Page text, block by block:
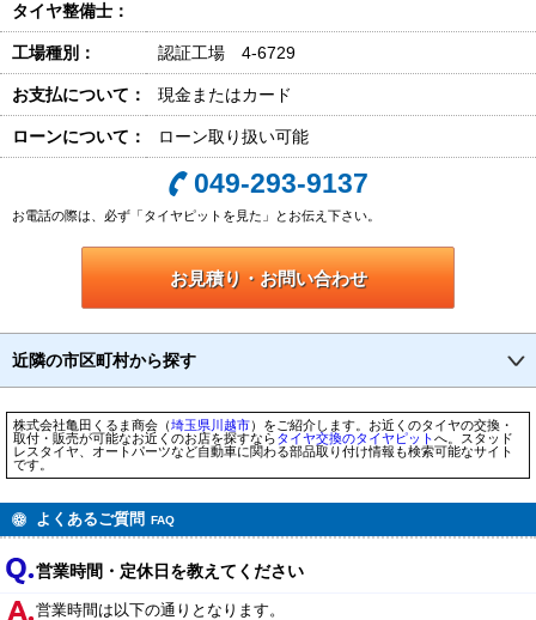
タイヤ整備士：
工場種別： 認証工場 4-6729
お支払について： 現金またはカード
ローンについて： ローン取り扱い可能
049-293-9137
お電話の際は、必ず「タイヤピットを見た」とお伝え下さい。
お見積り・お問い合わせ
近隣の市区町村から探す
株式会社亀田くるま商会（埼玉県川越市）をご紹介します。お近くのタイヤの交換・
取付・販売が可能なお近くのお店を探すならタイヤ交換のタイヤピットへ。スタッド
レスタイヤ、オートパーツなど自動車に関わる部品取り付け情報も検索可能なサイト
です。
よくあるご質問 FAQ
営業時間・定休日を教えてください
営業時間は以下の通りとなります。